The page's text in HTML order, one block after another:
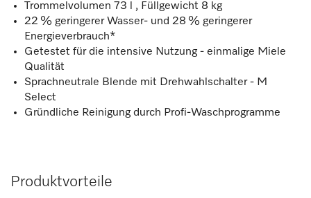
Trommelvolumen 73 l , Füllgewicht 8 kg
22 % geringerer Wasser- und 28 % geringerer
Energieverbrauch*
Getestet für die intensive Nutzung - einmalige Miele
Qualität
Sprachneutrale Blende mit Drehwahlschalter - M
Select
Gründliche Reinigung durch Profi-Waschprogramme
Produktvorteile